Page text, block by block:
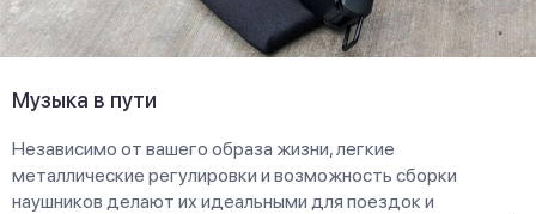
Музыка в пути
Независимо от вашего образа жизни, легкие
металлические регулировки и возможность сборки
наушников делают их идеальными для поездок и